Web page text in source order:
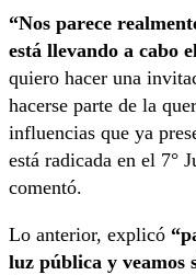
“Nos parece
está llevando a cabo
quiero hacer una
hacerse parte de la
influencias que ya
está radicada en el 7°
comentó.
Lo anterior, explicó
luz pública y veamos